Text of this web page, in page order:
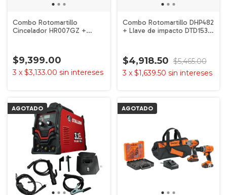
Combo Rotomartillo
Cincelador HR007GZ +
$9,399.00
3 x $3,133.00 sin intereses
Combo Rotomartillo DHP482
+ Llave de impacto DTD153 2
$4,918.50 $5,465.00
3 x $1,639.50 sin intereses
AGOTADO AGOTADO